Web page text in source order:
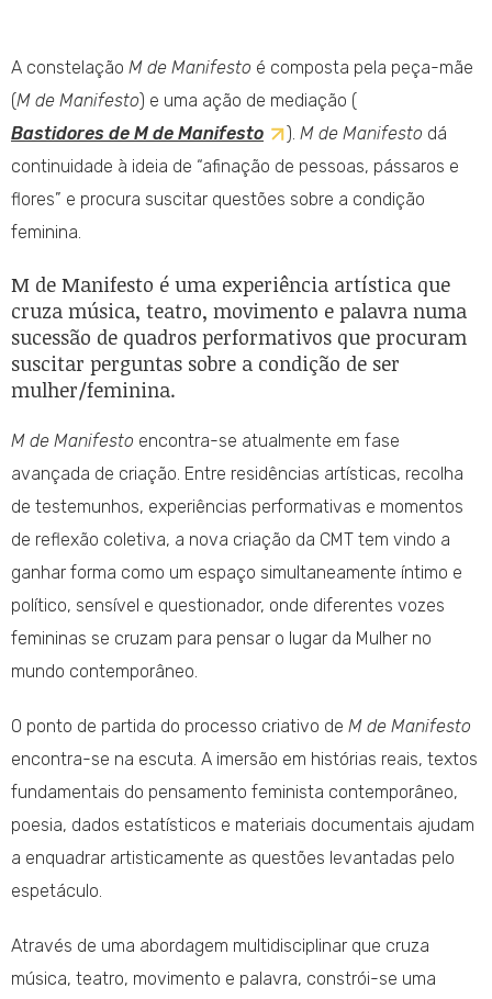
A constelação M de Manifesto é composta pela peça-mãe
(M de Manifesto) e uma ação de mediação (
Bastidores de M de Manifesto
). M de Manifesto dá
continuidade à ideia de “afinação de pessoas, pássaros e
flores” e procura suscitar questões sobre a condição
feminina.
M de Manifesto é uma experiência artística que
cruza música, teatro, movimento e palavra numa
sucessão de quadros performativos que procuram
suscitar perguntas sobre a condição de ser
mulher/feminina.
M de Manifesto encontra-se atualmente em fase
avançada de criação. Entre residências artísticas, recolha
de testemunhos, experiências performativas e momentos
de reflexão coletiva, a nova criação da CMT tem vindo a
ganhar forma como um espaço simultaneamente íntimo e
político, sensível e questionador, onde diferentes vozes
femininas se cruzam para pensar o lugar da Mulher no
mundo contemporâneo.
O ponto de partida do processo criativo de M de Manifesto
encontra-se na escuta. A imersão em histórias reais, textos
fundamentais do pensamento feminista contemporâneo,
poesia, dados estatísticos e materiais documentais ajudam
a enquadrar artisticamente as questões levantadas pelo
espetáculo.
Através de uma abordagem multidisciplinar que cruza
música, teatro, movimento e palavra, constrói-se uma